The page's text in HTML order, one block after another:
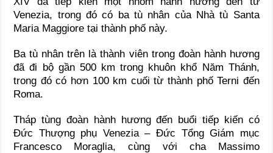
Venezia, trong đó có ba tù nhân của Nhà tù Santa
Maria Maggiore tại thành phố này.
Ba tù nhân trên là thành viên trong đoàn hành hương
đã đi bộ gần 500 km trong khuôn khổ Năm Thánh,
trong đó có hơn 100 km cuối từ thành phố Terni đến
Roma.
Tháp tùng đoàn hành hương đến buổi tiếp kiến có
Đức Thượng phụ Venezia – Đức Tổng Giám mục
Francesco Moraglia, cùng với cha Massimo